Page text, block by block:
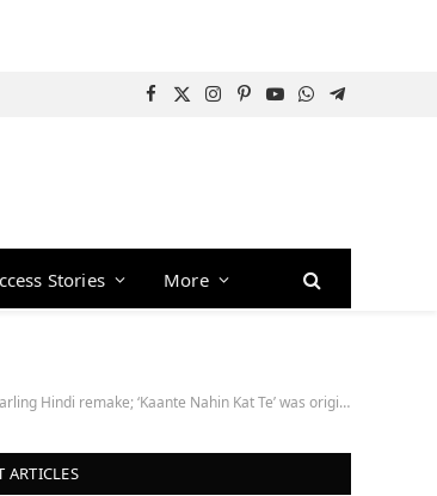
Facebook
X
Instagram
Pinterest
YouTube
WhatsApp
Telegram
Stories More
meant for the remake” 50 : Bollywood News – Bollywood Hungama
ARTICLES